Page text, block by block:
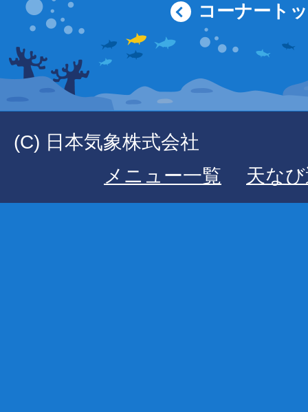
コーナート
(C) 日本気象株式会社
メニュー一覧
天な